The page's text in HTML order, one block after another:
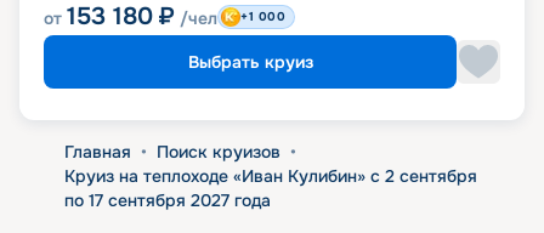
от 153 180 ₽ /чел +1 000
Выбрать круиз
Главная • Поиск круизов •
Круиз на теплоходе «Иван Кулибин» с 2 сентября
по 17 сентября 2027 года